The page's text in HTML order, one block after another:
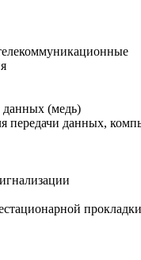
данных (медь)
передачи данных,
прокладки